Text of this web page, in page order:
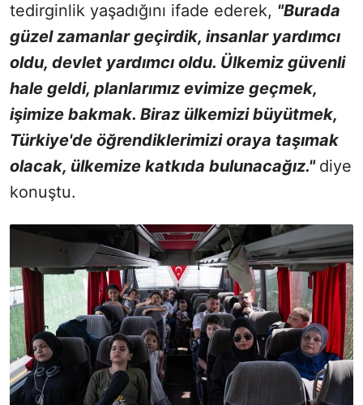
tedirginlik yaşadığını ifade ederek, "Burada
güzel zamanlar geçirdik, insanlar yardımcı
oldu, devlet yardımcı oldu. Ülkemiz güvenli
hale geldi, planlarımız evimize geçmek,
işimize bakmak. Biraz ülkemizi büyütmek,
Türkiye'de öğrendiklerimizi oraya taşımak
olacak, ülkemize katkıda bulunacağız." diye
konuştu.